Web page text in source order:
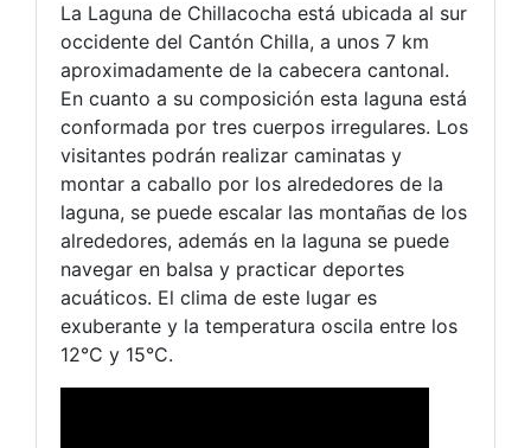
La Laguna de Chillacocha está ubicada al sur
occidente del Cantón Chilla, a unos 7 km
aproximadamente de la cabecera cantonal.
En cuanto a su composición esta laguna está
conformada por tres cuerpos irregulares. Los
visitantes podrán realizar caminatas y
montar a caballo por los alrededores de la
laguna, se puede escalar las montañas de los
alrededores, además en la laguna se puede
navegar en balsa y practicar deportes
acuáticos. El clima de este lugar es
exuberante y la temperatura oscila entre los
12°C y 15°C.